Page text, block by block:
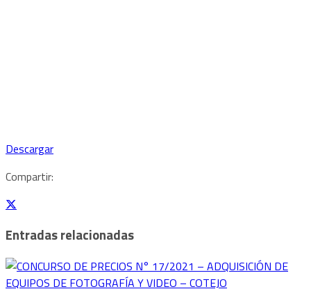
Descargar
Compartir:
Entradas relacionadas